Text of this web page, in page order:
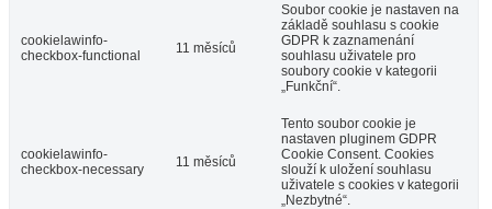
cookielawinfo-
checkbox-functional
11 měsíců
Soubor cookie je nastaven na
základě souhlasu s cookie
GDPR k zaznamenání
souhlasu uživatele pro
soubory cookie v kategorii
„Funkční“.
cookielawinfo-
checkbox-necessary
11 měsíců
Tento soubor cookie je
nastaven pluginem GDPR
Cookie Consent. Cookies
slouží k uložení souhlasu
uživatele s cookies v kategorii
„Nezbytné“.